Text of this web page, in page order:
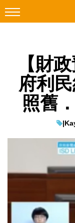
Facebook
科技焦點
網絡生活
教學評測
IT Times
生成式AI與雲端應
Enterprise Digital
【財
府利
照舊
|